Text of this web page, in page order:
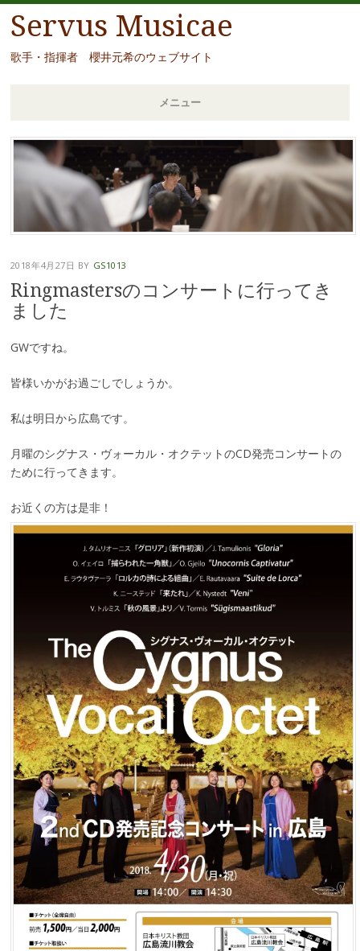
Servus Musicae
歌手・指揮者 櫻井元希のウェブサイト
メニュー
コ
ン
テ
移
動
2018年4月27日 BY GS1013
Ringmastersのコンサートに行ってき
ました
GWですね。
皆様いかがお過ごしでしょうか。
私は明日から広島です。
月曜のシグナス・ヴォーカル・オクテットのCD発売コンサートの
ために行ってきます。
お近くの方は是非！